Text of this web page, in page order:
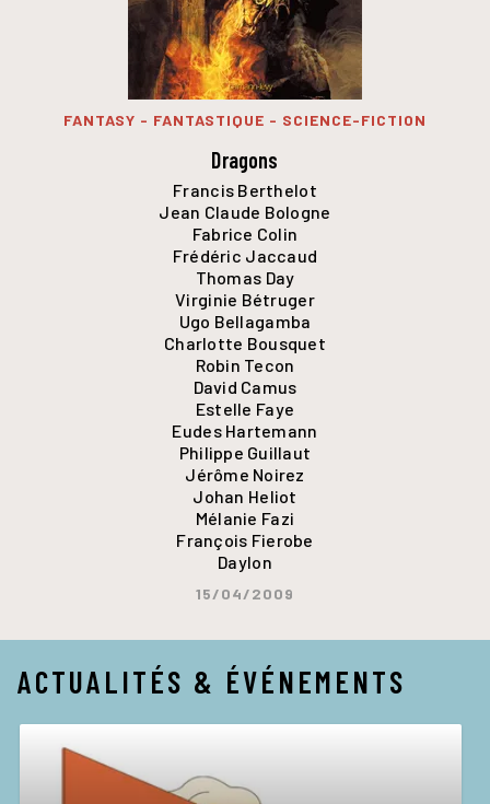
FANTASY - FANTASTIQUE - SCIENCE-FICTION
Dragons
Francis Berthelot
Jean Claude Bologne
Fabrice Colin
Frédéric Jaccaud
Thomas Day
Virginie Bétruger
Ugo Bellagamba
Charlotte Bousquet
Robin Tecon
David Camus
Estelle Faye
Eudes Hartemann
Philippe Guillaut
Jérôme Noirez
Johan Heliot
Mélanie Fazi
François Fierobe
Daylon
15/04/2009
ACTUALITÉS & ÉVÉNEMENTS